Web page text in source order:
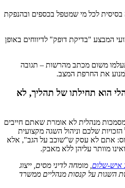
לכל מי שמטפל בכספים ובהנפקת
המבצע "בדיקת דופק" לדיווחים באופן
משום מכתב מהרשות – תגובה
את החרפת המצב.
הוא תחילתו של תהליך, לא
מנהלית לא אומרת שאתם חייבים
שלכם וניהול השגה מקצועית
אתם לא עסק ש"שוכב על הגב", אלא
מוותר עליהן ללא מאבק.
איש-שלום , מומחה לדיני מסים, ייצוג
השגות על קנסות מנהליים ממשרד